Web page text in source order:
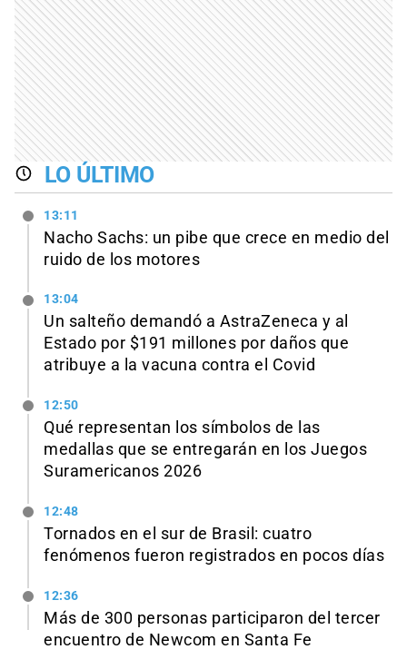
LO ÚLTIMO
13:11
Nacho Sachs: un pibe que crece en medio del
ruido de los motores
13:04
Un salteño demandó a AstraZeneca y al
Estado por $191 millones por daños que
atribuye a la vacuna contra el Covid
12:50
Qué representan los símbolos de las
medallas que se entregarán en los Juegos
Suramericanos 2026
12:48
Tornados en el sur de Brasil: cuatro
fenómenos fueron registrados en pocos días
12:36
Más de 300 personas participaron del tercer
encuentro de Newcom en Santa Fe